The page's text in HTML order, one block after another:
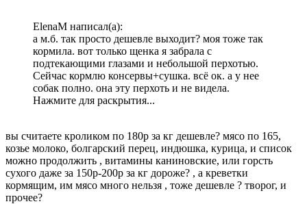
ElenaM написал(а):
а м.б. так просто дешевле выходит? моя тоже так
кормила. вот только щенка я забрала с
подтекающими глазами и небольшой перхотью.
Сейчас кормлю консервы+сушка. всё ок. а у нее
собак полно. она эту перхоть и не видела.
Нажмите для раскрытия...
вы считаете кроликом по 180р за кг дешевле? мясо по 165,
козье молоко, болгарский перец, индюшка, курица, и список
можно продолжить , витамины каниновские, или горсть
сухого даже за 150р-200р за кг дороже? , а креветки
кормящим, им мясо много нельзя , тоже дешевле ? творог, и
прочее?